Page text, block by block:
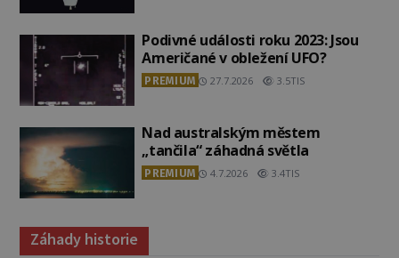
Podivné události roku 2023: Jsou
Američané v obležení UFO?
PREMIUM 27.7.2026 3.5TIS
Nad australským městem
„tančila“ záhadná světla
PREMIUM 4.7.2026 3.4TIS
Záhady historie